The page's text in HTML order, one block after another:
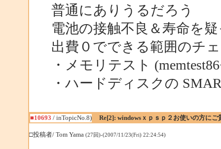
普通にありうるだろう
電池の接触不良＆寿命を
出費０でできる範囲のチ
・メモリテスト
・ハードディスクの
■10693 / inTopicNo.8) Re[2]: windowsｘｐｓｐ２お使いの方にご
□投稿者/ Tom Yama (27回)-(2007/11/23(Fri) 22:24:54)